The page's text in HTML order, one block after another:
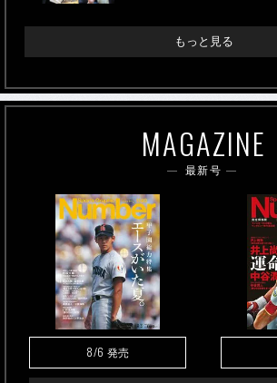
もっと見る
MAGAZINE
最新号
8/6 発売